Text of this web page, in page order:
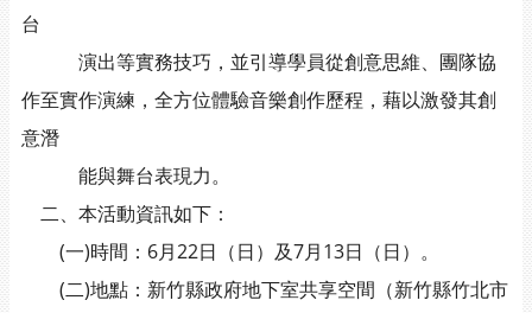
台
演出等實務技巧，並引導學員從創意思維、團隊協
作至實作演練，全方位體驗音樂創作歷程，藉以激發其創
意潛
能與舞台表現力。
二、本活動資訊如下：
(一)時間：6月22日（日）及7月13日（日）。
(二)地點：新竹縣政府地下室共享空間（新竹縣竹北市